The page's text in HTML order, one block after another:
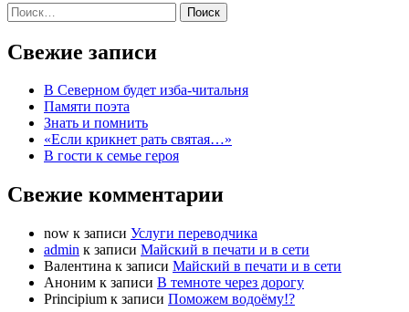
Найти:
Свежие записи
В Северном будет изба-читальня
Памяти поэта
Знать и помнить
«Если крикнет рать святая…»
В гости к семье героя
Свежие комментарии
now к записи Услуги переводчика
admin к записи Майский в печати и в сети
Валентина к записи Майский в печати и в сети
Аноним к записи В темноте через дорогу
Principium к записи Поможем водоёму!?